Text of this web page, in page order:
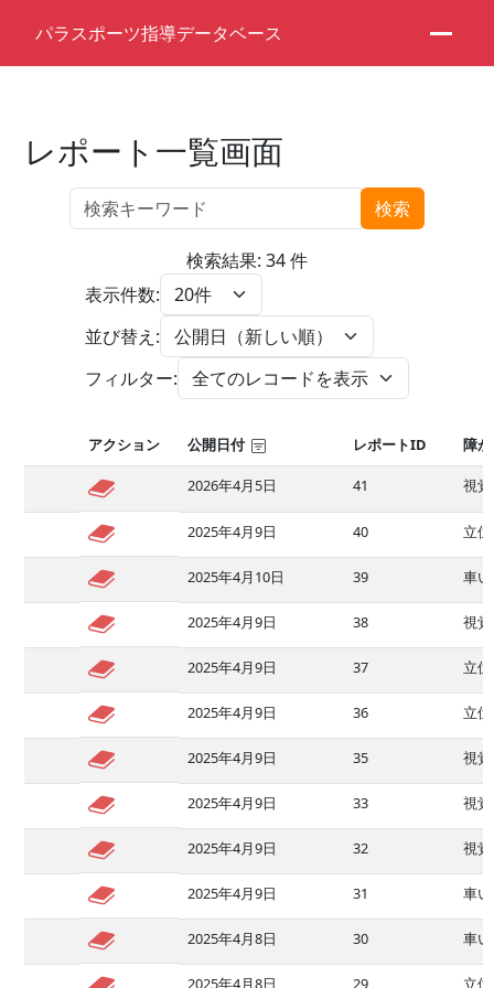
パラスポーツ指導データベース
レポート一覧画面
検索
検索結果: 34 件
表示件数:
並び替え:
フィルター:
アクション 公開日付 レポートID 障
2026年4月5日 41 視
2025年4月9日 40
2025年4月10日 39 車
2025年4月9日 38 視
2025年4月9日 37
2025年4月9日 36 立
2025年4月9日 35 視
2025年4月9日 33 視
2025年4月9日 32 視
2025年4月9日 31 車
2025年4月8日 30 車
2025年4月8日 29